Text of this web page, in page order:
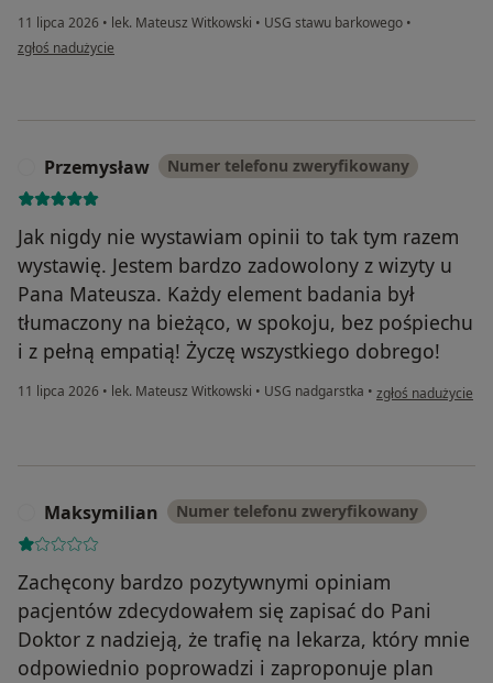
11 lipca 2026 • lek. Mateusz Witkowski • USG stawu barkowego •
w opinii użytkownika Olga
zgłoś nadużycie
Przemysław Numer telefonu zweryfikowany
Jak nigdy nie wystawiam opinii to tak tym razem
wystawię. Jestem bardzo zadowolony z wizyty u
Pana Mateusza. Każdy element badania był
tłumaczony na bieżąco, w spokoju, bez pośpiechu
i z pełną empatią! Życzę wszystkiego dobrego!
11 lipca 2026 • lek. Mateusz Witkowski • USG nadgarstka • w opinii
zgłoś nadużycie
Maksymilian Numer telefonu zweryfikowany
Zachęcony bardzo pozytywnymi opiniam
pacjentów zdecydowałem się zapisać do Pani
Doktor z nadzieją, że trafię na lekarza, który mnie
odpowiednio poprowadzi i zaproponuje plan